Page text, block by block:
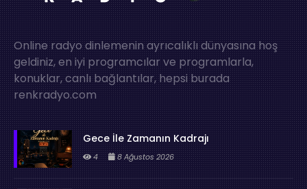
Online radyo dinlemenin ayrıcalıklı dünyasına hoş
geldiniz, en iyi programcılar ve programlarla,
konuklar, canlı bağlantılar, hepsi burada
renkradyo.com
Gece İle Zamanın Kadrajı
4 8 Ağustos 2026